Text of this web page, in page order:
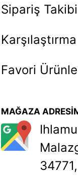
Sipariş Takibi
Favori
MAĞAZA